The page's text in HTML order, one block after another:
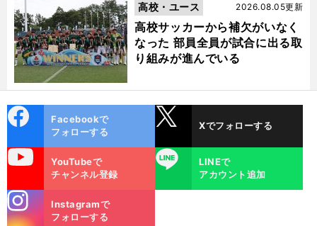
高校サッカーから補欠がいなく
なった 部員全員が試合に出る取
り組みが進んでいる
2026.08.05更新
高校・ユース
ok
Facebookで
フォローする
Xでフォローする
YouTubeで
チャンネル登録
LINE
LINEで
アカウント追加
m
Instagramで
フォローする